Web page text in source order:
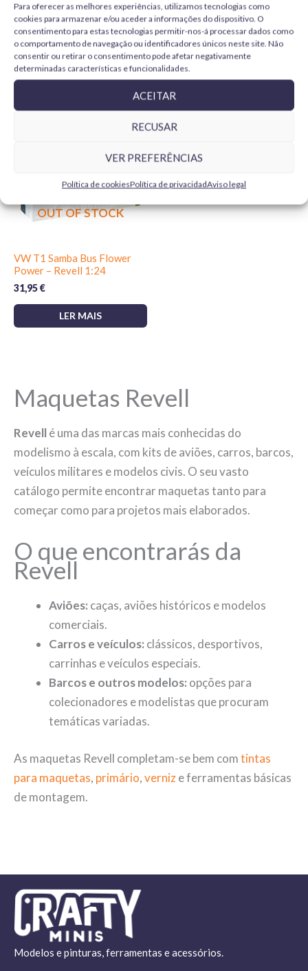
Para oferecer as melhores experiências, utilizamos tecnologias como
cookies para armazenar e/ou aceder a informações do dispositivo. O
consentimento para estas tecnologias permitir-nos-á processar dados como
o comportamento de navegação ou identificadores únicos neste site. Não
consentir ou retirar o consentimento pode afetar negativamente
determinadas características e funcionalidades.
ACEITAR
RECUSAR
VER PREFERÊNCIAS
Política de cookiesPolítica de privacidadAviso legal
Cement
4,99€
ADICIONAR
5,99€
ADICIONAR
OUT OF STOCK
VW T1 Samba Bus Flower
Power – Revell 1:24
31,95€
LER MAIS
Maquetas Revell
Revell é uma das marcas mais conhecidas do
modelismo à escala, com kits de aviões, carros, barcos,
veículos militares e modelos civis. O seu vasto
catálogo permite encontrar maquetas tanto para
começar como para projetos mais elaborados.
O que encontrarás da
Revell
Aviões: caças, aviões históricos e modelos
comerciais.
Carros e veículos: clássicos, desportivos,
carrinhas e veículos especiais.
Barcos e outros modelos: opções para
colecionadores e modelistas que procuram
temáticas variadas.
As maquetas Revell completam-se bem comtintas
para maquetas, primário,vernize ferramentas básicas
de montagem.
Modelos e pinturas, ferramentas e acessórios.